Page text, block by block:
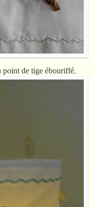
point de tige ébouriffé.